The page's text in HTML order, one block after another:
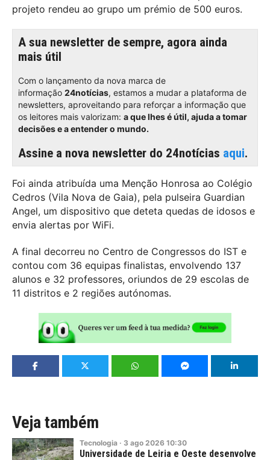
projeto rendeu ao grupo um prémio de 500 euros.
A sua newsletter de sempre, agora ainda
mais útil
Com o lançamento da nova marca de
informação 24notícias, estamos a mudar a plataforma de
newsletters, aproveitando para reforçar a informação que
os leitores mais valorizam: a que lhes é útil, ajuda a tomar
decisões e a entender o mundo.
Assine a nova newsletter do 24notícias aqui.
Foi ainda atribuída uma Menção Honrosa ao Colégio
Cedros (Vila Nova de Gaia), pela pulseira Guardian
Angel, um dispositivo que deteta quedas de idosos e
envia alertas por WiFi.
A final decorreu no Centro de Congressos do IST e
contou com 36 equipas finalistas, envolvendo 137
alunos e 32 professores, oriundos de 29 escolas de
11 distritos e 2 regiões autónomas.
Veja também
Tecnologia · 3 ago 2026 10:30
Universidade de Leiria e Oeste desenvolve